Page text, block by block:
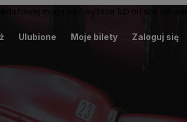
mogą być wyższe lub niższe od
Ulubione Moje bilety Zaloguj się